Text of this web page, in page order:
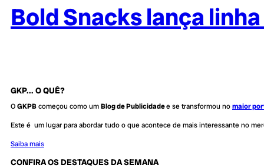
Bold Snacks lança
GKP... O QUÊ?
OGKPBcomeçou como umBlog de Publicidadee se transformou nomaior
Este é um lugar para abordar tudo o que acontece de mais interessante no
Saiba mais
CONFIRA OS DESTAQUES DA SEMANA